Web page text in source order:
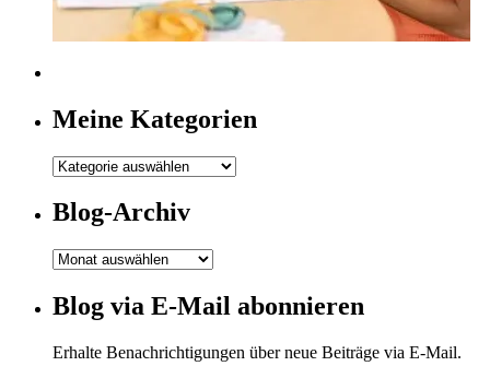
Meine Kategorien
Meine
Blog-Archiv
Blog-
Blog via E-Mail abonnieren
Erhalte Benachrichtigungen über neue Beiträge via E-Mail.